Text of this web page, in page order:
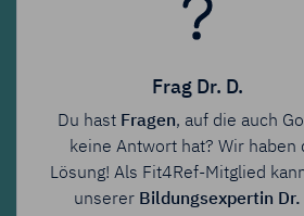
Frag Dr. D.
Du hast Fragen, auf die auch
keine Antwort hat? Wir haben
Lösung! Als Fit4Ref-Mitglied
unserer Bildungsexpertin Dr.